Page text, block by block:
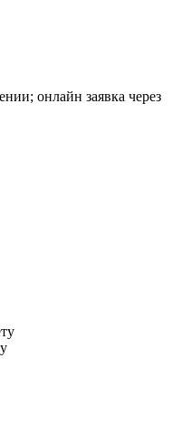
онлайн заявка через